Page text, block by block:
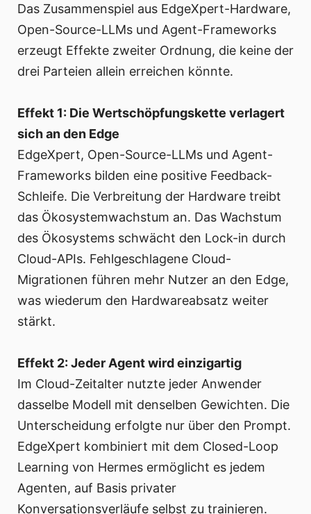
Das Zusammenspiel aus EdgeXpert-Hardware,
Open-Source-LLMs und Agent-Frameworks
erzeugt Effekte zweiter Ordnung, die keine der
drei Parteien allein erreichen könnte.
Effekt 1: Die Wertschöpfungskette verlagert
sich an den Edge
EdgeXpert, Open-Source-LLMs und Agent-
Frameworks bilden eine positive Feedback-
Schleife. Die Verbreitung der Hardware treibt
das Ökosystemwachstum an. Das Wachstum
des Ökosystems schwächt den Lock-in durch
Cloud-APIs. Fehlgeschlagene Cloud-
Migrationen führen mehr Nutzer an den Edge,
was wiederum den Hardwareabsatz weiter
stärkt.
Effekt 2: Jeder Agent wird einzigartig
Im Cloud-Zeitalter nutzte jeder Anwender
dasselbe Modell mit denselben Gewichten. Die
Unterscheidung erfolgte nur über den Prompt.
EdgeXpert kombiniert mit dem Closed-Loop
Learning von Hermes ermöglicht es jedem
Agenten, auf Basis privater
Konversationsverläufe selbst zu trainieren.